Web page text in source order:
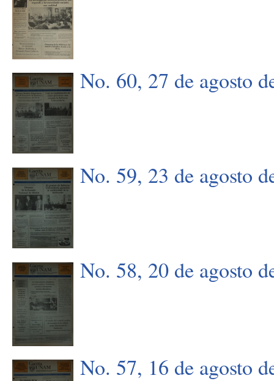
No. 60, 27 de agosto
No. 59, 23 de agosto
No. 58, 20 de agosto
No. 57, 16 de agosto